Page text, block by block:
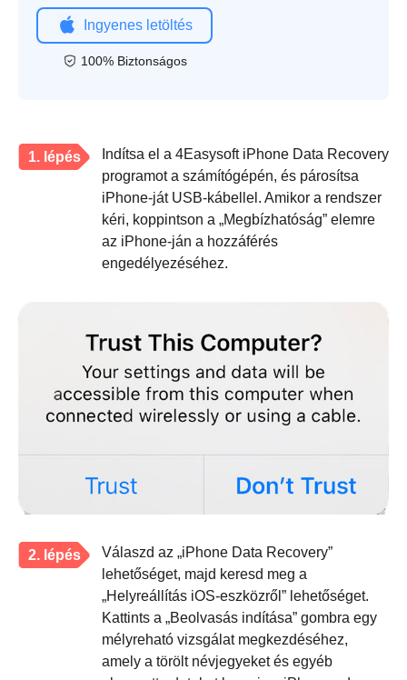
Ingyenes letöltés
100% Biztonságos
1. lépés
Indítsa el a 4Easysoft iPhone Data Recovery
programot a számítógépén, és párosítsa
iPhone-ját USB-kábellel. Amikor a rendszer
kéri, koppintson a „Megbízhatóság” elemre
az iPhone-ján a hozzáférés
engedélyezéséhez.
2. lépés
Válaszd az „iPhone Data Recovery”
lehetőséget, majd keresd meg a
„Helyreállítás iOS-eszközről” lehetőséget.
Kattints a „Beolvasás indítása” gombra egy
mélyreható vizsgálat megkezdéséhez,
amely a törölt névjegyeket és egyéb